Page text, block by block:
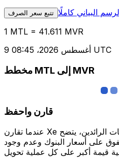
تتبع سعر الصرف البياني كاملًا
1 MTL = 41.611 MVR
9 أغسطس 2026، 08:45 UTC
مخطط MTL إلى MVR
قارن واحفظ
عندما تقارن Xe بالبنوك الرائدة ومقدمي الخدمات الرائدين، يتضح
على أسعار البنوك وعدم وجود